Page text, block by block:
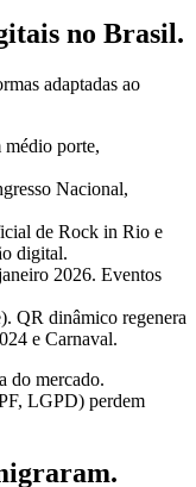
no Brasil.
adaptadas ao
porte,
Nacional,
de Rock in Rio e
digital.
2026. Eventos
QR dinâmico regenera
e Carnaval.
do mercado.
LGPD) perdem
.